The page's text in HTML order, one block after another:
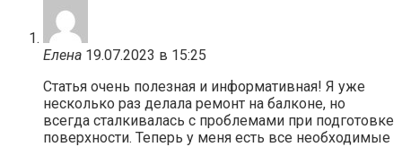
Елена 19.07.2023 в 15:25
Статья очень полезная и информативная! Я уже
несколько раз делала ремонт на балконе, но
всегда сталкивалась с проблемами при подготовке
поверхности. Теперь у меня есть все необходимые